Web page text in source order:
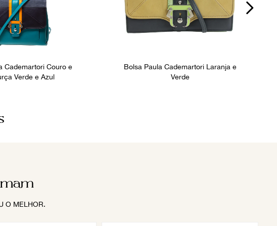
Cademartori Couro e
Verde e Azul
Bolsa Paula Cademartori Laranja e
Verde
O MELHOR.